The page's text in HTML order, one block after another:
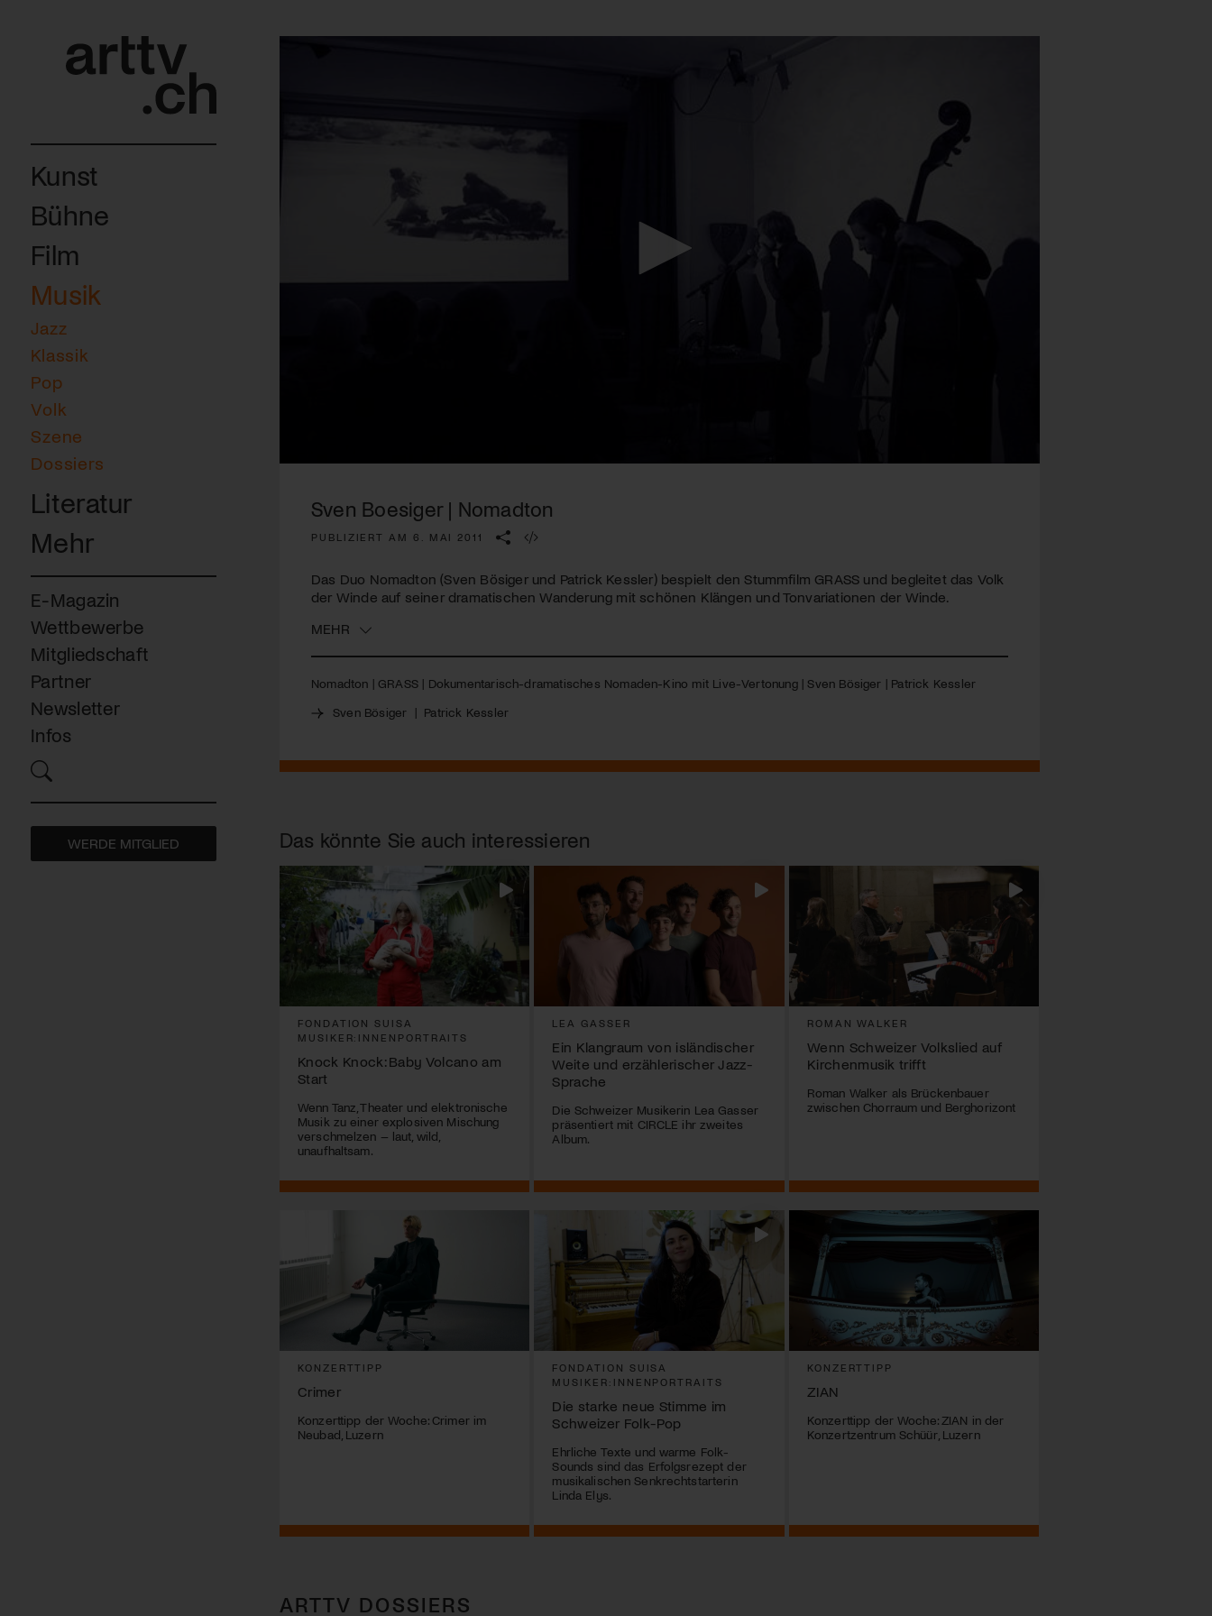
Kunst
Bühne
Film
Musik
Jazz
Klassik
Pop
Volk
Szene
Dossiers
Literatur
Mehr
E-Magazin
Wettbewerbe
Mitgliedschaft
Partner
Newsletter
Infos
WERDE MITGLIED
Sven Boesiger | Nomadton
PUBLIZIERT AM 6. MAI 2011
Das Duo Nomadton (Sven Bösiger und Patrick Kessler) bespielt den Stummfilm GRASS und begleitet das Volk
der Winde auf seiner dramatischen Wanderung mit schönen Klängen und Tonvariationen der Winde.
MEHR
Nomadton | GRASS | Dokumentarisch-dramatisches Nomaden-Kino mit Live-Vertonung | Sven Bösiger | Patrick Kessler
Sven Bösiger | Patrick Kessler
Das könnte Sie auch interessieren
FONDATION SUISA
MUSIKER:INNENPORTRAITS
Knock Knock: Baby Volcano am
Start
Wenn Tanz, Theater und elektronische
Musik zu einer explosiven Mischung
verschmelzen – laut, wild,
unaufhaltsam.
LEA GASSER
Ein Klangraum von isländischer
Weite und erzählerischer Jazz-
Sprache
Die Schweizer Musikerin Lea Gasser
präsentiert mit CIRCLE ihr zweites
Album.
ROMAN WALKER
Wenn Schweizer Volkslied auf
Kirchenmusik trifft
Roman Walker als Brückenbauer
zwischen Chorraum und Berghorizont
KONZERTTIPP
Crimer
Konzerttipp der Woche: Crimer im
Neubad, Luzern
FONDATION SUISA
MUSIKER:INNENPORTRAITS
Die starke neue Stimme im
Schweizer Folk-Pop
Ehrliche Texte und warme Folk-
Sounds sind das Erfolgsrezept der
musikalischen Senkrechtstarterin
Linda Elys.
KONZERTTIPP
ZIAN
Konzerttipp der Woche: ZIAN in der
Konzertzentrum Schüür, Luzern
ARTTV DOSSIERS
diversen Kulturevents.
Jetzt Mitglied werden